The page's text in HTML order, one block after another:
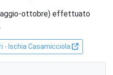
ottobre) effettuato
- Ischia Casamicciola